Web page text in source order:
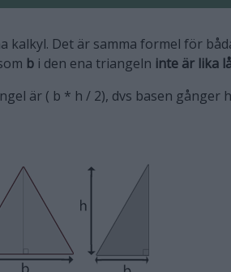
kalkyl. Det är samma formel för
b i den ena triangeln inte är lika
är ( b * h / 2), dvs basen gånger